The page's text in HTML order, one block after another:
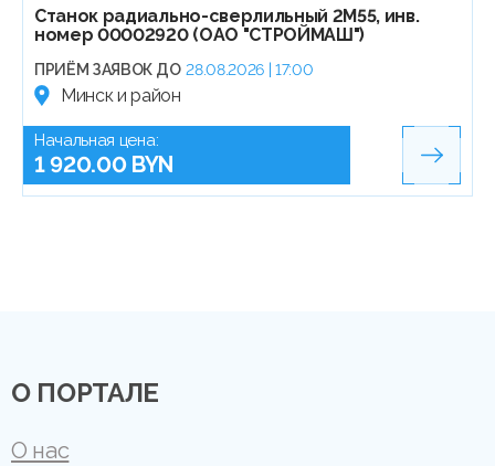
Станок радиально-сверлильный 2М55, инв.
номер 00002920 (ОАО "СТРОЙМАШ")
ПРИЁМ ЗАЯВОК ДО 28.08.2026 | 17:00
Минск и район
Начальная цена:
1 920.00 BYN
О ПОРТАЛЕ
О нас